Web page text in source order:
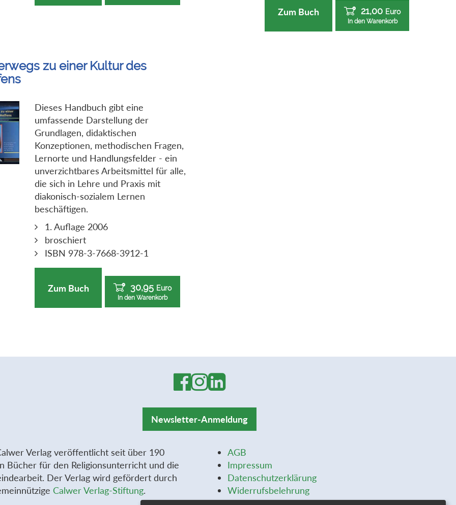
Zum Buch 21,00 Euro
In den Warenkorb
zu einer Kultur des
Dieses Handbuch gibt eine
umfassende Darstellung der
Grundlagen, didaktischen
Konzeptionen, methodischen Fragen,
Lernorte und Handlungsfelder - ein
unverzichtbares Arbeitsmittel für alle,
die sich in Lehre und Praxis mit
diakonisch-sozialem Lernen
beschäftigen.
1. Auflage 2006
broschiert
ISBN 978-3-7668-3912-1
Zum Buch 30,95 Euro
In den Warenkorb
Newsletter-Anmeldung
Verlag veröffentlicht seit über 190
Bücher für den Religionsunterricht und die
Der Verlag wird gefördert durch
Calwer Verlag-Stiftung.
AGB
Impressum
Datenschutzerklärung
Widerrufsbelehrung